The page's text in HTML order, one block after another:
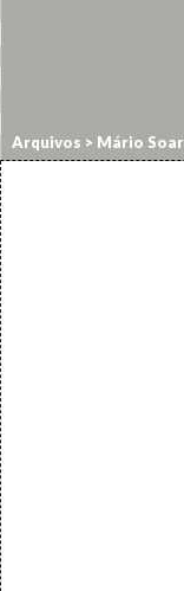
Arquivos > Mário